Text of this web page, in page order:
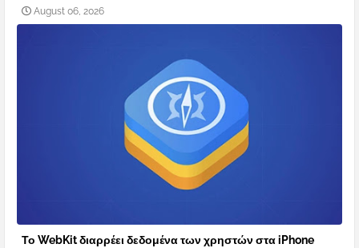
August 06, 2026
Το WebKit διαρρέει δεδομένα των χρηστών στα iPhone